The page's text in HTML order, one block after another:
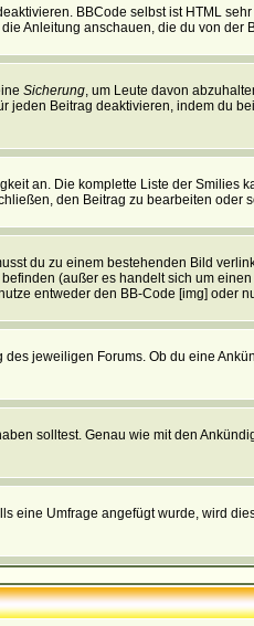
BBCode selbst ist HTML
Anleitung anschauen, die du von der
Sicherung, um Leute davon
jeden Beitrag deaktivieren, indem du
an. Die komplette Liste der Smilies
den Beitrag zu bearbeiten oder
du zu einem bestehenden Bild
(außer es handelt sich um
entweder den BB-Code [img] oder
jeweiligen Forums. Ob du eine
solltest. Genau wie mit den
eine Umfrage angefügt wurde, wird